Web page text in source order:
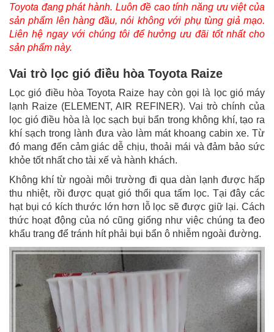
Toyota đang phát hành. Luôn đề cao tính năng ưu việt của
sản phẩm lên hàng đầu, nói không với phụ tùng giả mạo.
Liên hệ ngay với chúng tôi để hưởng ưu đãi tốt nhất cho
sản phẩm này.
Vai trò lọc gió điều hòa Toyota Raize
Lọc gió điều hòa Toyota Raize hay còn gọi là lọc gió máy
lạnh Raize (ELEMENT, AIR REFINER). Vai trò chính của
lọc gió điều hòa là lọc sạch bụi bẩn trong không khí, tạo ra
khí sạch trong lành đưa vào làm mát khoang cabin xe. Từ
đó mang đến cảm giác dễ chịu, thoải mái và đảm bảo sức
khỏe tốt nhất cho tài xế và hành khách.
Không khí từ ngoài môi trường đi qua dàn lạnh được hấp
thu nhiệt, rồi được quạt gió thổi qua tấm lọc. Tại đây các
hạt bụi có kích thước lớn hơn lỗ lọc sẽ được giữ lại. Cách
thức hoạt động của nó cũng giống như việc chúng ta đeo
khẩu trang để tránh hít phải bụi bẩn ô nhiễm ngoài đường.